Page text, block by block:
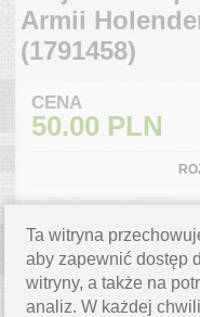
Armii
(1791458)
CENA
50.00 PLN
Ta witryna
aby zapewnić dostęp
witryny, a także na
analiz. W każdej